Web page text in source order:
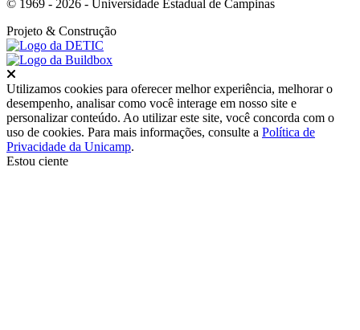
© 1969 - 2026 - Universidade Estadual de Campinas
Projeto & Construção
Utilizamos cookies para oferecer melhor experiência, melhorar o
desempenho, analisar como você interage em nosso site e
personalizar conteúdo. Ao utilizar este site, você concorda com o
uso de cookies. Para mais informações, consulte a Política de
Privacidade da Unicamp.
Estou ciente